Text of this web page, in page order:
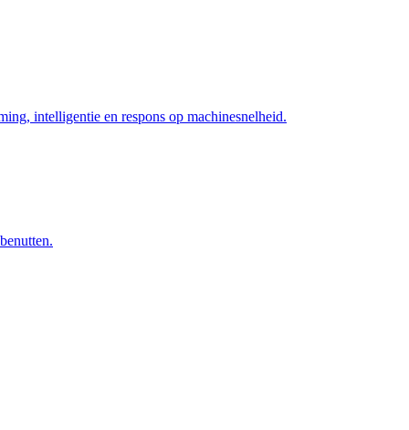
intelligentie en respons op machinesnelheid.